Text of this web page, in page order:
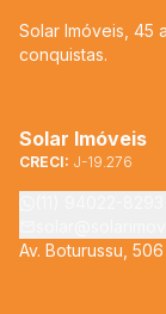
Solar Imóveis, 45
conquistas.
Solar Imóveis
CRECI: J-19.276
Av. Boturussu, 506